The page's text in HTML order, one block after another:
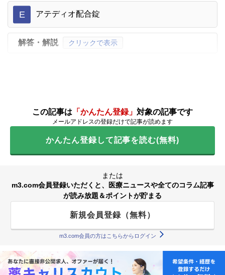
E アテディオ配合錠
解答・解説 クリックで表示
この記事は 「かんたん登録」 対象の記事です
メールアドレスの登録だけで記事が読めます
かんたん登録して記事を読む(無料)
または
m3.com会員登録いただくと、医療ニュースや全てのコラム記事
が読み放題＆ポイントが貯まる
新規会員登録（無料）
m3.com会員の方はこちらからログイン